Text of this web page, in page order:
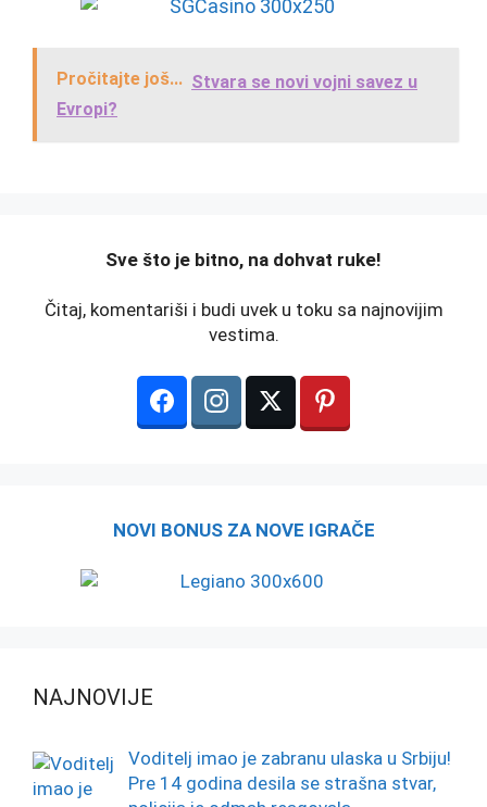
Pročitajte još... Stvara se novi vojni savez u
Evropi?
️Sve što je bitno, na dohvat ruke!
Čitaj, komentariši i budi uvek u toku sa najnovijim
vestima.
NOVI BONUS ZA NOVE IGRAČE
NAJNOVIJE
Voditelj imao je zabranu ulaska u Srbiju!
Pre 14 godina desila se strašna stvar,